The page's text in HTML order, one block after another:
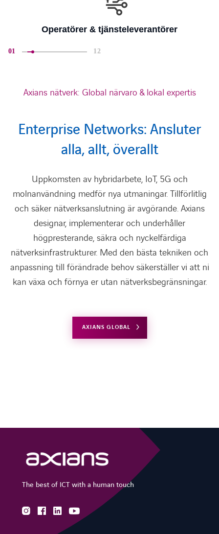
Utbildning & forskning
01 12
Axians nätverk: Global närvaro & lokal expertis
Enterprise Networks: Ansluter
alla, allt, överallt
Uppkomsten av hybridarbete, IoT, 5G och
molnanvändning medför nya utmaningar. Tillförlitlig
och säker nätverksanslutning är avgörande. Axians
designar, implementerar och underhåller
högpresterande, säkra och nyckelfärdiga
nätverksinfrastrukturer. Med den bästa tekniken och
anpassning till förändrade behov säkerställer vi att ni
kan växa och förnya er utan nätverksbegränsningar.
AXIANS GLOBAL
The best of ICT with a human touch
instagramfacebooklinkedinyoutube